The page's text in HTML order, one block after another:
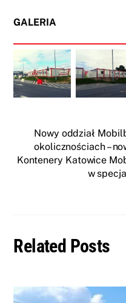
GALERIA
Nowy oddział
okolicznościach –
Kontenery Katowice
w
Related Posts